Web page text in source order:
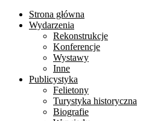
Strona główna
Wydarzenia
Rekonstrukcje
Konferencje
Wystawy
Inne
Publicystyka
Felietony
Turystyka historyczna
Biografie